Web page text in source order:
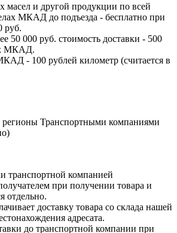
масел и другой продукции по всей
МКАД до подъезда - бесплатно при
руб.
50 000 руб. стоимость доставки - 500
МКАД.
- 100 рублей километр (считается в
регионы Транспортными компаниями
транспортной компанией
при получении товара и
отдельно.
доставку товара со склада нашей
адресата.
до транспортной компании при